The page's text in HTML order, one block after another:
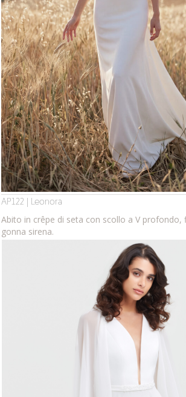
AP122 | Leonora
Abito in crêpe di seta con scollo a V profondo,
gonna sirena.